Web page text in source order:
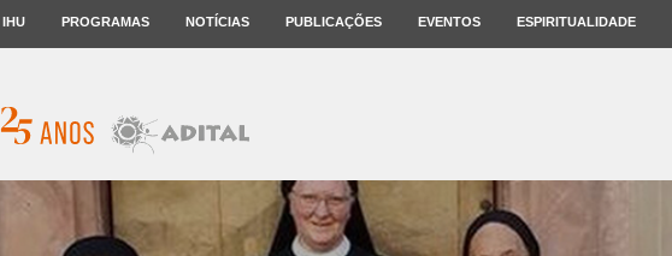
PROGRAMAS NOTÍCIAS PUBLICAÇÕES EVENTOS ESPIRITUALIDADE